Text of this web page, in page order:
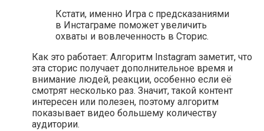
Кстати, именно Игра с предсказаниями
в Инстаграме поможет увеличить
охваты и вовлеченность в Сторис.
Как это работает: Алгоритм Instagram заметит, что
эта сторис получает дополнительное время и
внимание людей, реакции, особенно если её
смотрят несколько раз. Значит, такой контент
интересен или полезен, поэтому алгоритм
показывает видео большему количеству
аудитории.